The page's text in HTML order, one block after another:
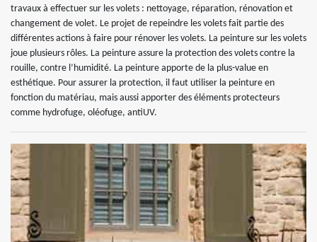
travaux à effectuer sur les volets : nettoyage, réparation, rénovation et
changement de volet. Le projet de repeindre les volets fait partie des
différentes actions à faire pour rénover les volets. La peinture sur les volets
joue plusieurs rôles. La peinture assure la protection des volets contre la
rouille, contre l’humidité. La peinture apporte de la plus-value en
esthétique. Pour assurer la protection, il faut utiliser la peinture en
fonction du matériau, mais aussi apporter des éléments protecteurs
comme hydrofuge, oléofuge, antiUV.